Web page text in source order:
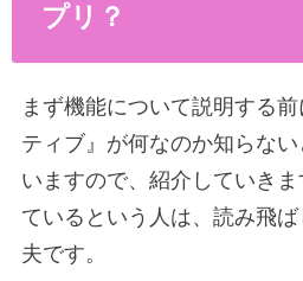
プリ？
まず機能について説明する
ティブ』が何なのか知らな
いますので、紹介していき
ているという人は、読み飛
夫です。